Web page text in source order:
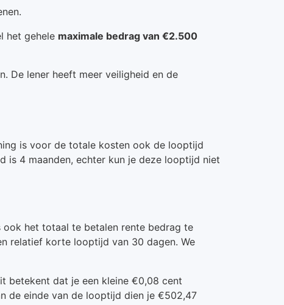
het gehele maximale bedrag van €2.500
De lener heeft meer veiligheid en de
is voor de totale kosten ook de looptijd
is 4 maanden, echter kun je deze looptijd niet
het totaal te betalen rente bedrag te
relatief korte looptijd van 30 dagen. We
betekent dat je een kleine €0,08 cent
de einde van de looptijd dien je €502,47